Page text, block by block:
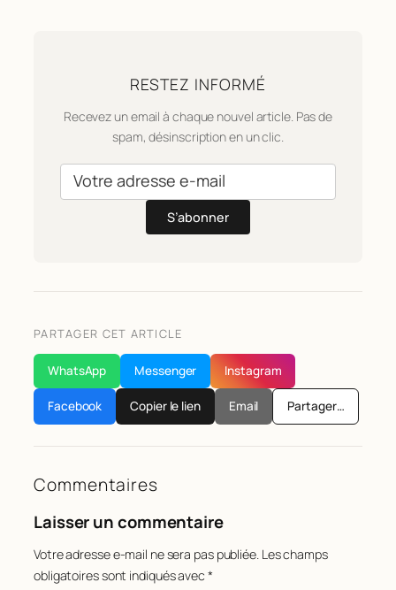
RESTEZ INFORMÉ
Recevez un email à chaque nouvel article. Pas de
spam, désinscription en un clic.
S’abonner
PARTAGER CET ARTICLE
WhatsApp Messenger Instagram
Facebook Copier le lien Email Partager…
Commentaires
Laisser un commentaire
Votre adresse e-mail ne sera pas publiée. Les champs
obligatoires sont indiqués avec *